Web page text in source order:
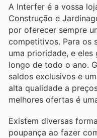
A Interfer é a vossa
Construção e
por oferecer sempre
competitivos. Para os
uma prioridade, e eles
longo de todo o ano.
saldos exclusivos e
alta qualidade a
melhores ofertas é
Existem diversas
poupança ao fazer